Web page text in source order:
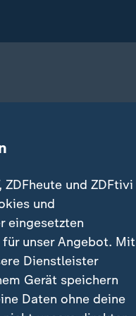
und ZDFtivi
und
eingesetzten
unser Angebot. Mit
Dienstleister
Gerät speichern
Daten ohne deine